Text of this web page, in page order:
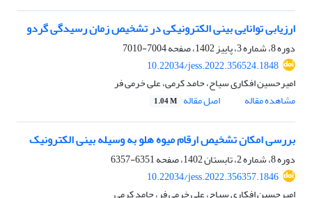
ارزیابی توانایی بینی الکترونیکی در تشخیص زمان رسیدگی گردو
دوره 8، شماره 3، پاییز 1402، صفحه
7004-7010
10.22034/jess.2022.356524.1848
امیرحسین افکاری سیاح، حامد کرمی، علی خرمی فر
مشاهده مقاله
اصل مقاله 1.04 M
بررسی امکان تشخیص ارقام میوه هلو به وسیله بینی الکترونیک
دوره 8، شماره 2، تابستان 1402، صفحه
6351-6357
10.22034/jess.2022.356357.1846